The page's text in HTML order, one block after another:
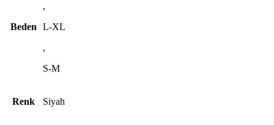
Beden
,
L-XL
,
S-M
Renk Siyah